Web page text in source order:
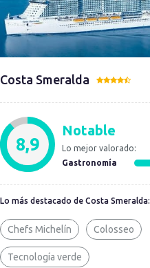
Costa Smeralda
8,9
Notable
Lo mejor valorado:
Gastronomía
Lo más destacado de Costa Smeralda:
Chefs Michelín Colosseo
Tecnología verde